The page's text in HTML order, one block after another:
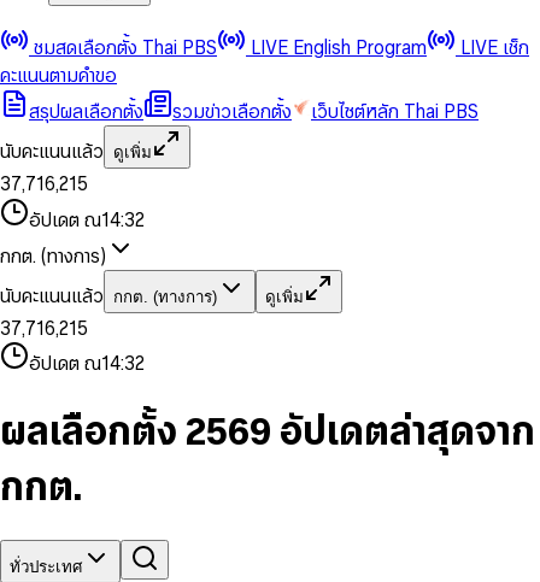
ชมสดเลือกตั้ง Thai PBS LIVE English Program
LIVE เช็ก
คะแนนตามคำขอ
สรุปผลเลือกตั้ง
รวมข่าวเลือกตั้ง
เว็บไซต์หลัก Thai PBS
นับคะแนนแล้ว
ดูเพิ่ม
0
1
2
3
4
5
6
8
9
0
1
2
3
4
5
6
7
8
9
,
0
1
2
4
6
7
8
9
0
1
2
3
4
5
6
7
8
9
0
1
3
5
6
7
8
9
,
1
2
4
5
7
8
9
0
1
3
4
6
7
8
9
0
2
3
4
5
7
8
อัปเดต ณ14:32
กกต. (ทางการ)
นับคะแนนแล้ว
กกต. (ทางการ) ดูเพิ่ม
0
1
2
3
4
5
7
8
0
1
2
4
5
6
7
8
9
,
0
1
2
4
6
7
8
9
0
1
2
3
5
6
8
9
0
1
3
5
6
7
8
,
1
2
4
6
7
9
0
1
3
5
6
8
9
0
2
3
4
5
7
9
อัปเดต ณ14:32
ผลเลือกตั้ง 2569 อัปเดตล่าสุดจาก
กกต.
ทั่วประเทศ